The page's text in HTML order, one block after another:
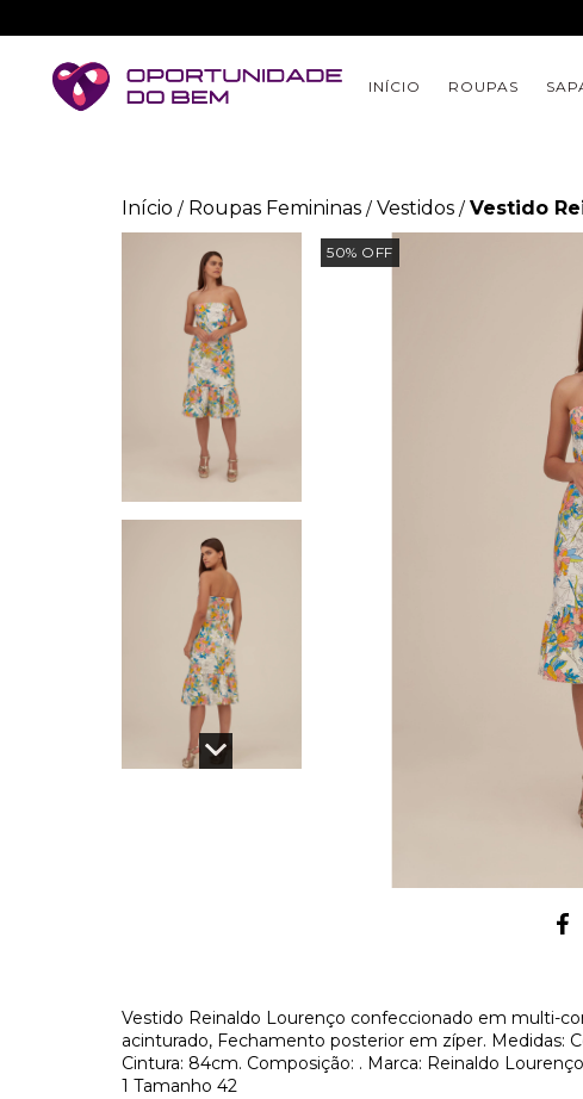
INÍCIO ROUPAS
Início / Roupas Femininas / Vestidos / Vestido
50% OFF
Vestido Reinaldo Lourenço confeccionado em multi-
acinturado, Fechamento posterior em zíper. Medidas:
Cintura: 84cm. Composição: . Marca: Reinaldo
1 Tamanho 42